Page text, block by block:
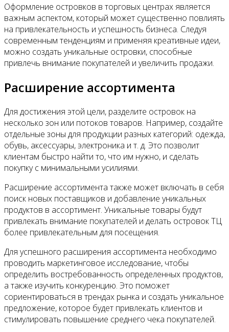
Оформление островков в торговых центрах является
важным аспектом, который может существенно повлиять
на привлекательность и успешность бизнеса. Следуя
современным тенденциям и применяя креативные идеи,
можно создать уникальные островки, способные
привлечь внимание покупателей и увеличить продажи.
Расширение ассортимента
Для достижения этой цели, разделите островок на
несколько зон или потоков товаров. Например, создайте
отдельные зоны для продукции разных категорий: одежда,
обувь, аксессуары, электроника и т. д. Это позволит
клиентам быстро найти то, что им нужно, и сделать
покупку с минимальными усилиями.
Расширение ассортимента также может включать в себя
поиск новых поставщиков и добавление уникальных
продуктов в ассортимент. Уникальные товары будут
привлекать внимание покупателей и делать островок ТЦ
более привлекательным для посещения.
Для успешного расширения ассортимента необходимо
проводить маркетинговое исследование, чтобы
определить востребованность определенных продуктов,
а также изучить конкуренцию. Это поможет
сориентироваться в трендах рынка и создать уникальное
предложение, которое будет привлекать клиентов и
стимулировать повышение среднего чека покупателей.